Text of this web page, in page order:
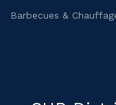
Barbecues &